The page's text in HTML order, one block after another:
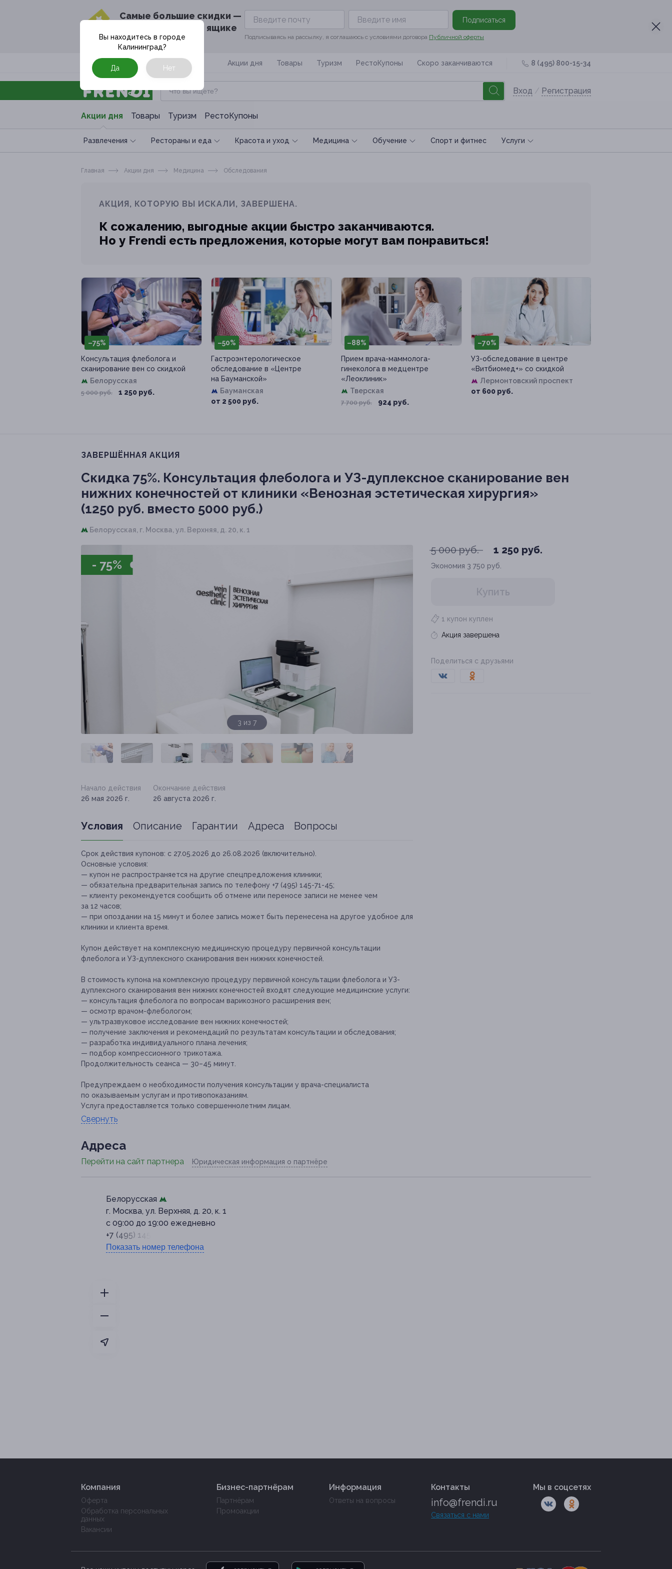
Cамые большие скидки —
в твоём почтовом ящике
Подписаться
Подписываясь на рассылку, я соглашаюсь с условиями договора Публичной оферты
Москва Акции дня Товары Туризм РестоКупоны Скоро заканчиваются 8 (495) 800-15-34
Вход / Регистрация
Акции дня Товары Туризм РестоКупоны
Развлечения Рестораны и еда Красота и уход Медицина Обучение Спoрт и фитнес Услуги
Вы находитесь в городе
Калининград?
Да Нет
Главная Акции дня Медицина Обследования
АКЦИЯ, КОТОРУЮ ВЫ ИСКАЛИ, ЗАВЕРШЕНА.
К сожалению, выгодные акции быстро заканчиваются.
Но у Frendi есть предложения, которые могут вам понравиться!
–75%
Консультация флеболога и
сканирование вен со скидкой
Белорусская
5 000 руб. 1 250 руб.
–50%
Гастроэнтерологическое
обследование в «Центре
на Бауманской»
Бауманская
от 2 500 руб.
–88%
Прием врача-маммолога-
гинеколога в медцентре
«Леоклиник»
Тверская
7 700 руб. 924 руб.
–70%
УЗ-обследование в центре
«Витбиомед+» со скидкой
Лермонтовский проспект
от 600 руб.
ЗАВЕРШЁННАЯ АКЦИЯ
Скидка 75%. Консультация флеболога и УЗ-дуплексное сканирование вен
нижних конечностей от клиники «Венозная эстетическая хирургия»
(1250 руб. вместо 5000 руб.)
Белорусская, г. Москва, ул. Верхняя, д. 20, к. 1
- 75%
4 из 7
5 000 руб. 1 250 руб.
Экономия 3 750 руб.
Купить
1 купон куплен
Акция завершена
Поделиться с друзьями
Начало действия
26 мая 2026 г.
Окончание действия
26 августа 2026 г.
Условия Описание Гарантии Адреса Вопросы
Срок действия купонов: с 27.05.2026 до 26.08.2026 (включительно).
Основные условия:
— купон не распространяется на другие спецпредложения клиники;
— обязательна предварительная запись по телефону +7 (495) 145-71-45;
— клиенту рекомендуется сообщить об отмене или переносе записи не менее чем
за 12 часов;
— при опоздании на 15 минут и более запись может быть перенесена на другое удобное для
клиники и клиента время.
Купон действует на комплексную медицинскую процедуру первичной консультации
флеболога и УЗ-дуплексного сканирования вен нижних конечностей.
В стоимость купона на комплексную процедуру первичной консультации флеболога и УЗ-
дуплексного сканирования вен нижних конечностей входят следующие медицинские услуги:
— консультация флеболога по вопросам варикозного расширения вен;
— осмотр врачом-флебологом;
— ультразвуковое исследование вен нижних конечностей;
— получение заключения и рекомендаций по результатам консультации и обследования;
— разработка индивидуального плана лечения;
— подбор компрессионного трикотажа.
Продолжительность сеанса — 30–45 минут.
Предупреждаем о необходимости получения консультации у врача-специалиста
по оказываемым услугам и противопоказаниям.
Услуга предоставляется только совершеннолетним лицам.
Свернуть
Адресa
Перейти на сайт партнера Юридическая информация о партнёре
Белорусская
г. Москва, ул. Верхняя, д. 20, к. 1
с 09:00 до 19:00 ежедневно
+7 (495) 145-71-45
Показать номер телефона
Компания
Оферта
Обработка персональных
данных
Вакансии
Бизнес-партнёрам
Партнёрам
Промоакции
Информация
Ответы на вопросы
Контакты
info@frendi.ru
Связаться с нами
Мы в соцсетях